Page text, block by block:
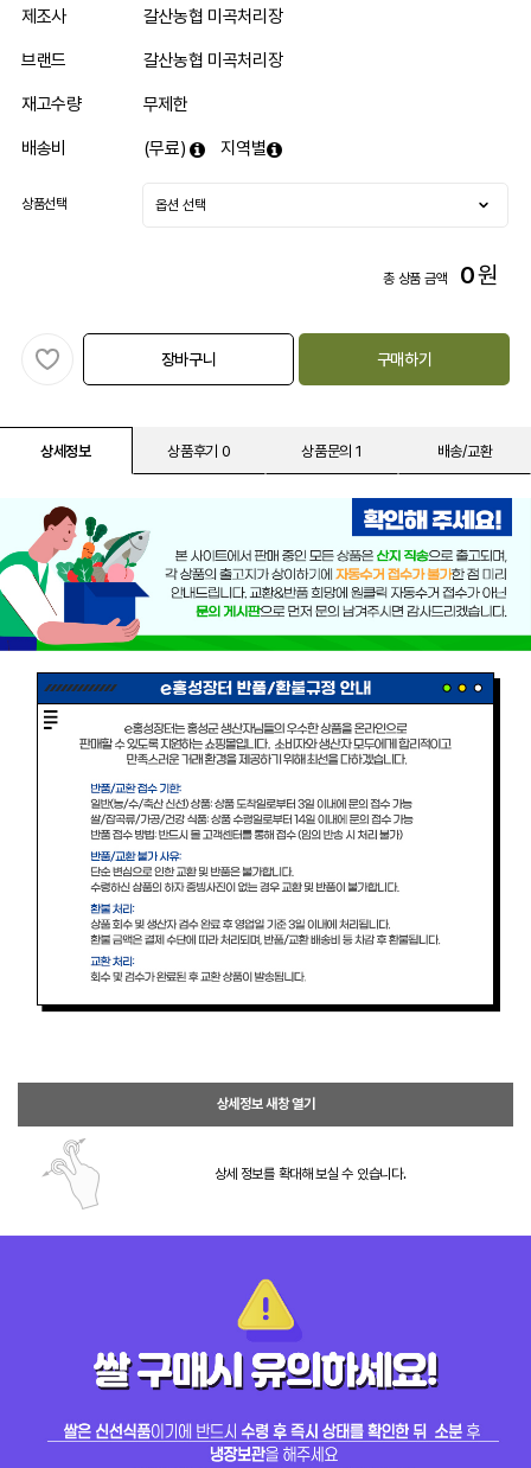
제조사 갈산농협 미곡처리장
브랜드 갈산농협 미곡처리장
재고수량 무제한
배송비 (무료) 지역별
상품선택
총 상품 금액 0원
장바구니 구매하기
상세정보 상품후기 0 상품문의 1 배송/교환
상세정보 새창 열기
상세 정보를 확대해 보실 수 있습니다.